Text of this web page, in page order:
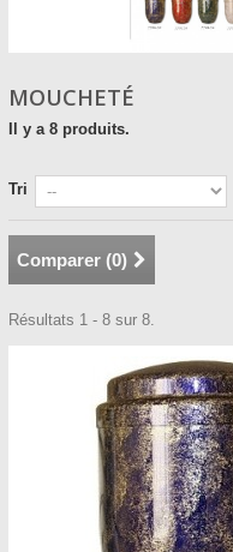
MOUCHETÉ
Il y a 8 produits.
Tri
Comparer (0)
Résultats 1 - 8 sur 8.